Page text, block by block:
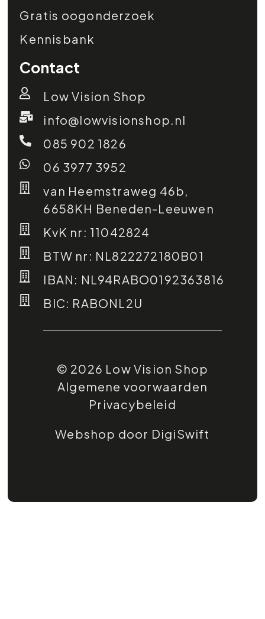
Gratis oogonderzoek
Kennisbank
Contact
Low Vision Shop
info@lowvisionshop.nl
085 902 1826
06 3977 3952
van Heemstraweg 46b,
6658KH Beneden-Leeuwen
KvK nr: 11042824
BTW nr: NL822272180B01
IBAN: NL94RABO0192363816
BIC: RABONL2U
© 2026 Low Vision Shop
Algemene voorwaarden
Privacybeleid
Webshop door DigiSwift